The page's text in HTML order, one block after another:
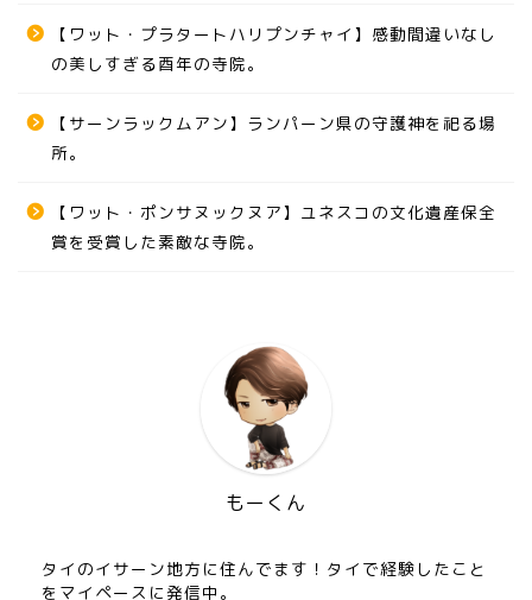
【ワット・プラタートハリプンチャイ】感動間違いなし
の美しすぎる酉年の寺院。
【サーンラックムアン】ランパーン県の守護神を祀る場
所。
【ワット・ポンサヌックヌア】ユネスコの文化遺産保全
賞を受賞した素敵な寺院。
もーくん
タイのイサーン地方に住んでます！タイで経験したこと
をマイペースに発信中。